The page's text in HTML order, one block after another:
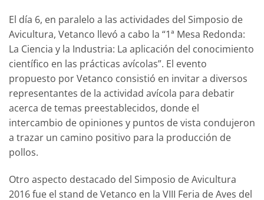
El día 6, en paralelo a las actividades del Simposio de
Avicultura, Vetanco llevó a cabo la “1ª Mesa Redonda:
La Ciencia y la Industria: La aplicación del conocimiento
científico en las prácticas avícolas”. El evento
propuesto por Vetanco consistió en invitar a diversos
representantes de la actividad avícola para debatir
acerca de temas preestablecidos, donde el
intercambio de opiniones y puntos de vista condujeron
a trazar un camino positivo para la producción de
pollos.
Otro aspecto destacado del Simposio de Avicultura
2016 fue el stand de Vetanco en la VIII Feria de Aves del